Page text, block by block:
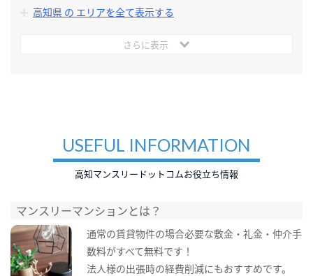
高知県 の エリアを全て表示する
さらに表示
USEFUL INFORMATION
高知マンスリードットコムお役立ち情報
マンスリーマンションとは？
通常の賃貸物件の場合必要な敷金・礼金・仲介手
数料がすべて無料です！
法人様の出張時の経費削減にもおすすめです。